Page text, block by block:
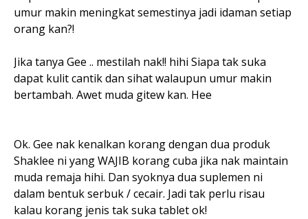
umur makin meningkat semestinya jadi idaman setiap
orang kan?!
Jika tanya Gee .. mestilah nak!! hihi Siapa tak suka
dapat kulit cantik dan sihat walaupun umur makin
bertambah. Awet muda gitew kan. Hee
Ok. Gee nak kenalkan korang dengan dua produk
Shaklee ni yang WAJIB korang cuba jika nak maintain
muda remaja hihi. Dan syoknya dua suplemen ni
dalam bentuk serbuk / cecair. Jadi tak perlu risau
kalau korang jenis tak suka tablet ok!